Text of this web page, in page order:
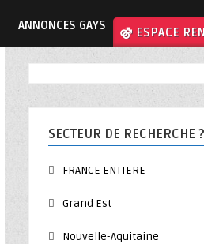
ANNONCES GAYS ⚣ ESPACE
SECTEUR DE RECHERCHE ?
FRANCE ENTIERE
Grand Est
Nouvelle-Aquitaine